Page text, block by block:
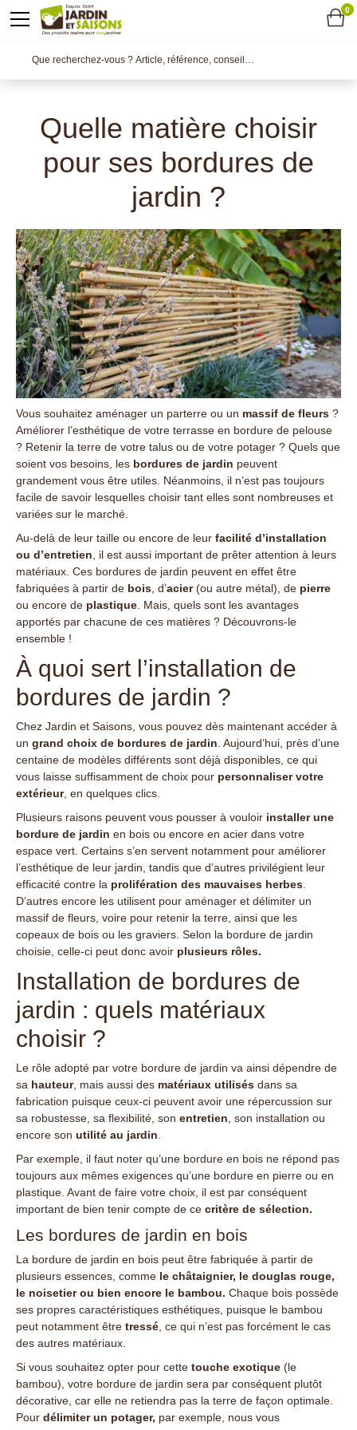
Quelle matière choisir
pour ses bordures de
jardin ?
Vous souhaitez aménager un parterre ou un massif de fleurs ?
Améliorer l’esthétique de votre terrasse en bordure de pelouse
? Retenir la terre de votre talus ou de votre potager ? Quels que
soient vos besoins, les bordures de jardin peuvent
grandement vous être utiles. Néanmoins, il n’est pas toujours
facile de savoir lesquelles choisir tant elles sont nombreuses et
variées sur le marché.
Au-delà de leur taille ou encore de leur facilité d’installation
ou d’entretien , il est aussi important de prêter attention à leurs
matériaux. Ces bordures de jardin peuvent en effet être
fabriquées à partir de bois , d’acier(ou autre métal), de pierre
ou encore de plastique . Mais, quels sont les avantages
apportés par chacune de ces matières ? Découvrons-le
ensemble !
À quoi sert l’installation de
bordures de jardin ?
Chez Jardin et Saisons, vous pouvez dès maintenant accéder à
un grand choix de bordures de jardin . Aujourd’hui, près d’une
centaine de modèles différents sont déjà disponibles, ce qui
vous laisse suffisamment de choix pour personnaliser votre
extérieur, en quelques clics.
Plusieurs raisons peuvent vous pousser à vouloir installer une
bordure de jardin en bois ou encore en acier dans votre
espace vert. Certains s’en servent notamment pour améliorer
l’esthétique de leur jardin, tandis que d’autres privilégient leur
efficacité contre la prolifération des mauvaises herbes
D’autres encore les utilisent pour aménager et délimiter un
massif de fleurs, voire pour retenir la terre, ainsi que les
copeaux de bois ou les graviers. Selon la bordure de jardin
choisie, celle-ci peut donc avoir plusieurs rôles.
Installation de bordures de
jardin : quels matériaux
choisir ?
Le rôle adopté par votre bordure de jardin va ainsi dépendre de
sa hauteur, mais aussi des matériaux utilisés dans sa
fabrication puisque ceux-ci peuvent avoir une répercussion sur
sa robustesse, sa flexibilité, son entretien , son installation ou
encore son utilité au jardin
Par exemple, il faut noter qu’une bordure en bois ne répond pas
toujours aux mêmes exigences qu’une bordure en pierre ou en
plastique. Avant de faire votre choix, il est par conséquent
important de bien tenir compte de ce critère de sélection.
Les bordures de jardin en bois
La bordure de jardin en bois peut être fabriquée à partir de
plusieurs essences, comme le châtaignier, le douglas rouge,
le noisetier ou bien encore le bambou. Chaque bois possède
ses propres caractéristiques esthétiques, puisque le bambou
peut notamment être tressé , ce qui n’est pas forcément le cas
des autres matériaux.
Si vous souhaitez opter pour cette touche exotique (le
bambou), votre bordure de jardin sera par conséquent plutôt
décorative, car elle ne retiendra pas la terre de façon optimale.
Pour délimiter un potager, par exemple, nous vous
0